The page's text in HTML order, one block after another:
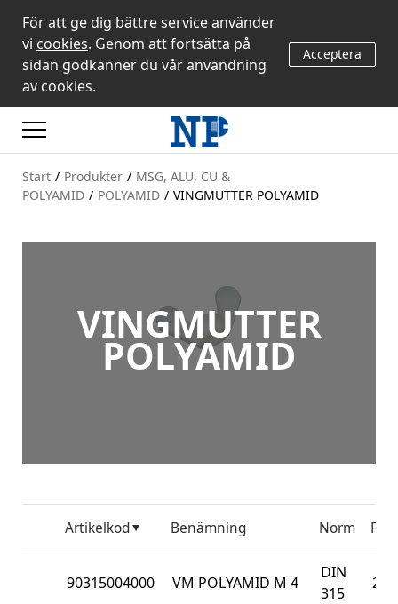
För att ge dig bättre service använder
vi cookies. Genom att fortsätta på
sidan godkänner du vår användning
av cookies.
Acceptera
Start / Produkter / MSG, ALU, CU &
POLYAMID / POLYAMID / VINGMUTTER POLYAMID
VINGMUTTER
POLYAMID
Artikelkod Benämning Norm
90315004000 VM POLYAMID M 4
DIN
315
200